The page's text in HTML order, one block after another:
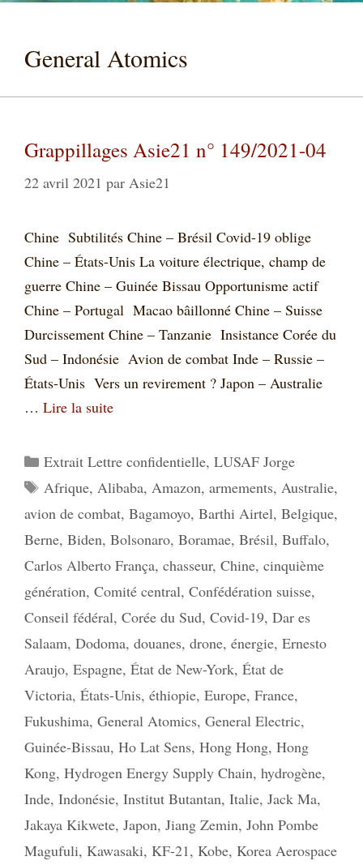
General Atomics
Grappillages Asie21 n° 149/2021-04
22 avril 2021 par Asie21
Chine Subtilités Chine – Brésil Covid-19 oblige
Chine – États-Unis La voiture électrique, champ de
guerre Chine – Guinée Bissau Opportunisme actif
Chine – Portugal Macao bâillonné Chine – Suisse
Durcissement Chine – Tanzanie Insistance Corée du
Sud – Indonésie Avion de combat Inde – Russie –
États-Unis Vers un revirement ? Japon – Australie
… Lire la suite
Catégories
Extrait Lettre confidentielle, LUSAF Jorge
Étiquettes
Afrique, Alibaba, Amazon, armements, Australie,
avion de combat, Bagamoyo, Barthi Airtel, Belgique,
Berne, Biden, Bolsonaro, Boramae, Brésil, Buffalo,
Carlos Alberto França, chasseur, Chine, cinquième
génération, Comité central, Confédération suisse,
Conseil fédéral, Corée du Sud, Covid-19, Dar es
Salaam, Dodoma, douanes, drone, énergie, Ernesto
Araujo, Espagne, État de New-York, État de
Victoria, États-Unis, éthiopie, Europe, France,
Fukushima, General Atomics, General Electric,
Guinée-Bissau, Ho Lat Sens, Hong Hong, Hong
Kong, Hydrogen Energy Supply Chain, hydrogène,
Inde, Indonésie, Institut Butantan, Italie, Jack Ma,
Jakaya Kikwete, Japon, Jiang Zemin, John Pombe
Magufuli, Kawasaki, KF-21, Kobe, Korea Aerospace